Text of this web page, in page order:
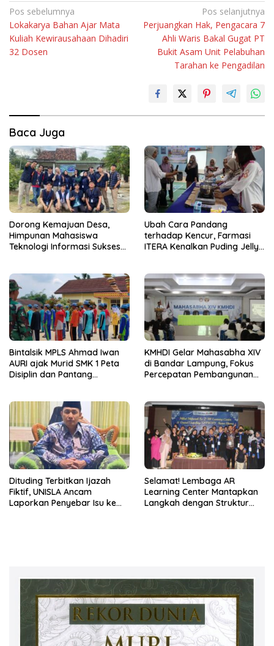
Navigasi
pos
Pos sebelumnya
Lokakarya Bahan Ajar Mata
Kuliah Kewirausahaan Dihadiri
32 Dosen
Pos selanjutnya
Perjuangkan Hak, Pengacara 7
Ahli Waris Bakal Gugat PT
Bukit Asam Unit Pelabuhan
Tarahan ke Pengadilan
Baca Juga
Dorong Kemajuan Desa,
Himpunan Mahasiswa
Teknologi Informasi Sukses
Ubah Cara Pandang
terhadap Kencur, Farmasi
ITERA Kenalkan Puding Jelly
Bintalsik MPLS Ahmad Iwan
AURI ajak Murid SMK 1 Peta
Disiplin dan Pantang
KMHDI Gelar Mahasabha XIV
di Bandar Lampung, Fokus
Percepatan Pembangunan
Dituding Terbitkan Ijazah
Fiktif, UNISLA Ancam
Laporkan Penyebar Isu ke
Selamat! Lembaga AR
Learning Center Mantapkan
Langkah dengan Struktur